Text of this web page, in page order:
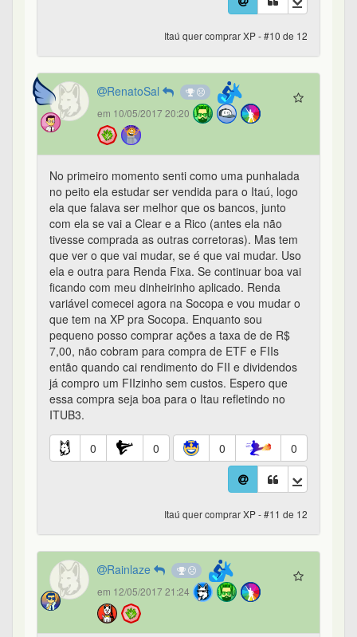
Itaú quer comprar XP - #10 de 12
RenatoSal
em 10/05/2017 20:20
No primeiro momento senti como uma punhalada
no peito ela estudar ser vendida para o Itaú, logo
ela que falava ser melhor que os bancos, junto
com ela se vai a Clear e a Rico (antes ela não
tivesse comprada as outras corretoras). Mas tem
que ver o que vai mudar, se é que vai mudar. Uso
ela e outra para Renda Fixa. Se continuar boa vai
ficando com meu dinheirinho aplicado. Renda
variável comecei agora na Socopa e vou mudar o
que tem na XP pra Socopa. Enquanto sou
pequeno posso comprar ações a taxa de de R$
7,00, não cobram para compra de ETF e FIIs
então quando cai rendimento do FII e dividendos
já compro um FIIzinho sem custos. Espero que
essa compra seja boa para o Itau refletindo no
ITUB3.
0 0 0 0
Itaú quer comprar XP - #11 de 12
Rainlaze
em 12/05/2017 21:24